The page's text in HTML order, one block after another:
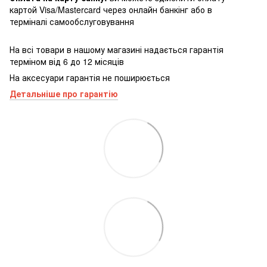
картой Visa/Mastercard через онлайн банкінг або в
терміналі самообслуговування
На всі товари в нашому магазині надається гарантія
терміном від 6 до 12 місяців
На аксесуари гарантія не поширюється
Детальніше про гарантію